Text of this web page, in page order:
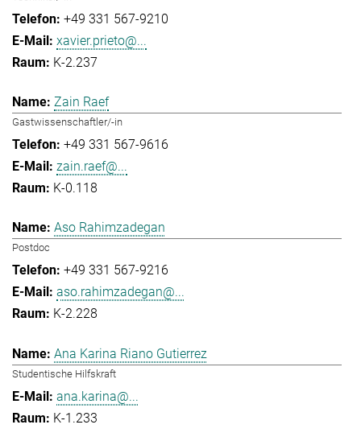
+49 331 567-9210
xavier.prieto@...
K-2.237
Zain Raef
Gastwissenschaftler/-in
+49 331 567-9616
zain.raef@...
K-0.118
Aso Rahimzadegan
Postdoc
+49 331 567-9216
aso.rahimzadegan@...
K-2.228
Ana Karina Riano Gutierrez
Studentische Hilfskraft
ana.karina@...
K-1.233